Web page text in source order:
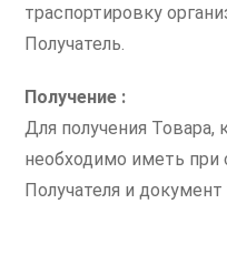
траспортировку
Получатель.
Получение :
Для получения Товара,
необходимо иметь
Получателя и